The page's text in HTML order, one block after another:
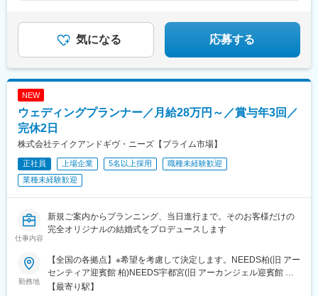
お気軽にご相談ください
津駅(大分県)、川東駅(佐賀県)、三国駅(大阪府)、高槻市駅、塚口
駅(福知山線)、楽々園駅、琴芝駅、平和通駅、西黒崎駅、西鉄香椎
気になる 応募する
NEW
ウェディングプランナー／月給28万円～／賞与年3回／
完休2日
株式会社テイクアンドギヴ・ニーズ【プライム市場】
正社員 上場企業 5名以上採用
職種未経験歓迎
業種未経験歓迎
仕事内容
新規ご案内からプランニング、当日進行まで。そのお客様だけの
完全オリジナルの結婚式をプロデュースします
勤務地
【全国の各拠点】※希望を考慮して決定します。NEEDS柏(旧 アー
センティア迎賓館 柏)NEEDS宇都宮(旧 アーカンジェル迎賓館 宇
都宮)NEEDS仙台(旧 アーカンジェル迎賓館 仙台)NEEDS新潟(旧
【最寄り駅】